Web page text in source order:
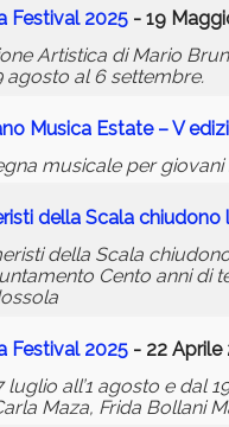
Festival 2025 - 19
Artistica di Mario
agosto al 6 settembre.
Musica Estate – V
musicale per
della Scala chiudono
della Scala
Cento anni di
Festival 2025 - 22 Aprile
luglio all’1 agosto e dal
Maza, Frida Bollani